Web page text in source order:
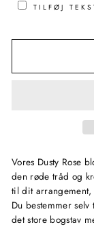
TILFØJ
Vores Dusty Rose
den røde tråd og
til dit arrangement,
Du bestemmer
det store bogstav